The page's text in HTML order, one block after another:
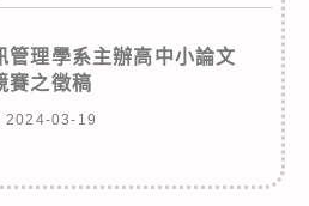
管理學系主辦高中小論文
賽之徵稿
2024-03-19